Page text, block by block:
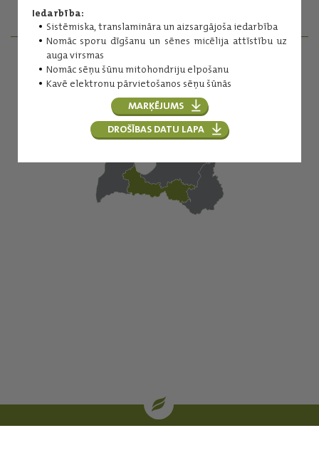
Iedarbība:
Sistēmiska, translamināra un aizsargājoša iedarbība
Nomāc sporu dīgšanu un sēnes micēlija attīstību uz
auga virsmas
Nomāc sēņu šūnu mitohondriju elpošanu
Kavē elektronu pārvietošanos sēņu šūnās
MARĶĒJUMS
DROŠĪBAS DATU LAPA
AGRONOMI - REĢIONĀLIE MENEDŽERI
SAZINIES